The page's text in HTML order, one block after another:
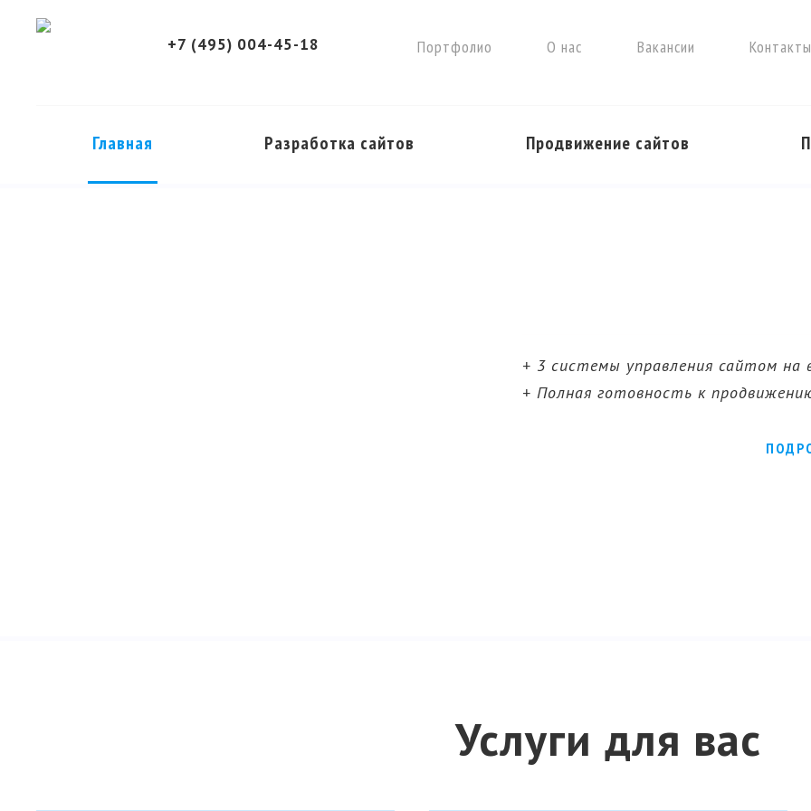
+7 (495) 004-45-18 Портфолио О нас Вакансии Контакты
Главная Разработка сайтов Продвижение сайтов
+ 3 системы управления сайтом на
+ Полная готовность к
Продвижение
Услуги для вас